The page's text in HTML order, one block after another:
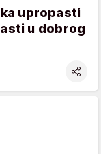
upropasti
u dobrog